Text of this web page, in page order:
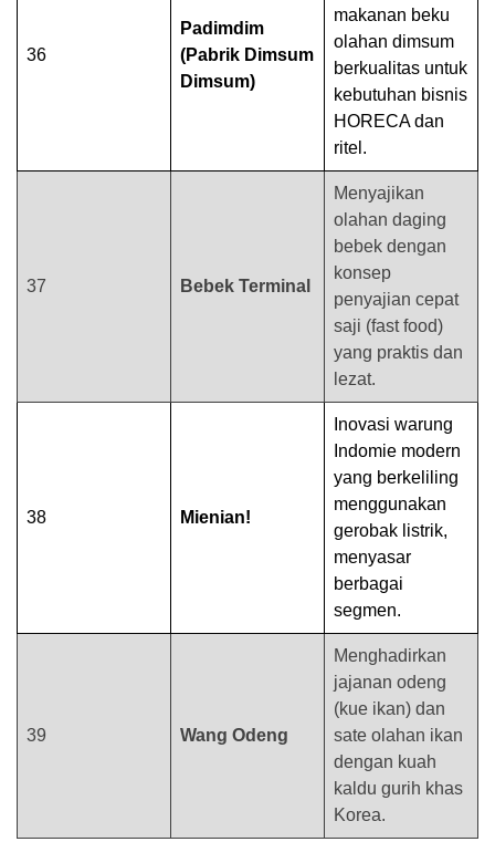
36
Padimdim
(Pabrik Dimsum
Dimsum)
makanan beku
olahan dimsum
berkualitas untuk
kebutuhan bisnis
HORECA dan
ritel.
37 Bebek Terminal
Menyajikan
olahan daging
bebek dengan
konsep
penyajian cepat
saji (fast food)
yang praktis dan
lezat.
38 Mienian!
Inovasi warung
Indomie modern
yang berkeliling
menggunakan
gerobak listrik,
menyasar
berbagai
segmen.
39 Wang Odeng
Menghadirkan
jajanan odeng
(kue ikan) dan
sate olahan ikan
dengan kuah
kaldu gurih khas
Korea.